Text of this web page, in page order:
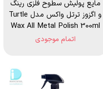
مایع پولیش سطوح فلزی رینگ
و اگزوز ترتل واکس مدل Turtle
Wax All Metal Polish 300ml
اتمام موجودی